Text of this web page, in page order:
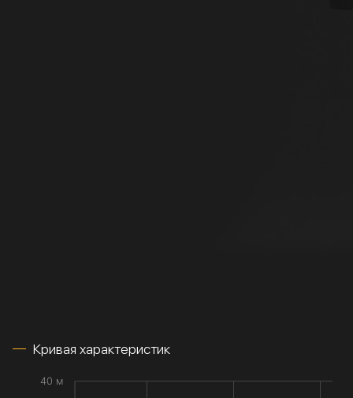
Кривая характеристик
40 м